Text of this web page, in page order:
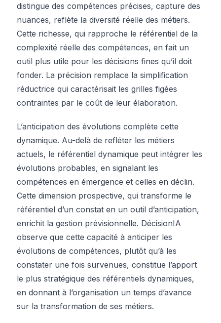
distingue des compétences précises, capture des
nuances, reflète la diversité réelle des métiers.
Cette richesse, qui rapproche le référentiel de la
complexité réelle des compétences, en fait un
outil plus utile pour les décisions fines qu’il doit
fonder. La précision remplace la simplification
réductrice qui caractérisait les grilles figées
contraintes par le coût de leur élaboration.
L’anticipation des évolutions complète cette
dynamique. Au-delà de refléter les métiers
actuels, le référentiel dynamique peut intégrer les
évolutions probables, en signalant les
compétences en émergence et celles en déclin.
Cette dimension prospective, qui transforme le
référentiel d’un constat en un outil d’anticipation,
enrichit la gestion prévisionnelle. DécisionIA
observe que cette capacité à anticiper les
évolutions de compétences, plutôt qu’à les
constater une fois survenues, constitue l’apport
le plus stratégique des référentiels dynamiques,
en donnant à l’organisation un temps d’avance
sur la transformation de ses métiers.